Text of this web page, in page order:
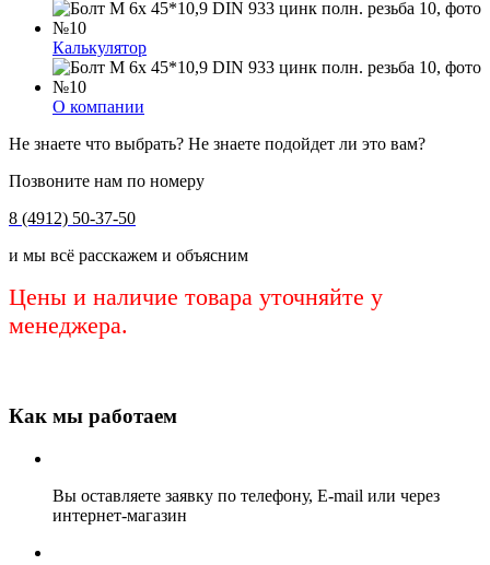
Калькулятор
О компании
Не знаете что выбрать? Не знаете подойдет ли это вам?
Позвоните нам по номеру
8 (4912) 50-37-50
и мы всё расскажем и объясним
Цены и наличие товара уточняйте у
менеджера.
Как мы работаем
Вы оставляете заявку по телефону, E-mail или через
интернет-магазин